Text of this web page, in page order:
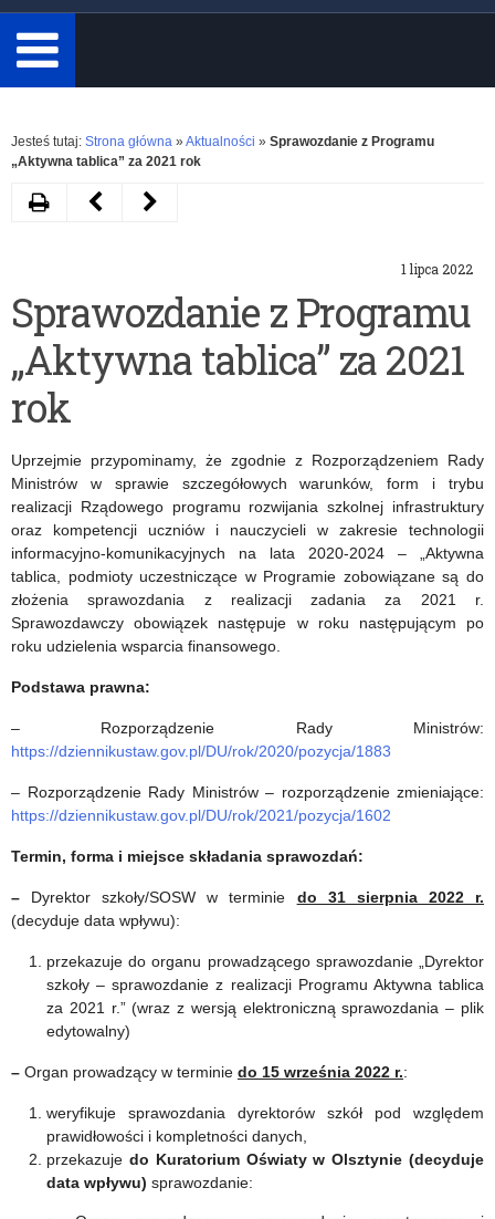
minimum
3
znaki.
Rozwiń
Jesteś tutaj: Strona główna » Aktualności » Sprawozdanie z Programu
„Aktywna tablica” za 2021 rok
1 lipca 2022
Sprawozdanie z Programu
„Aktywna tablica” za 2021
rok
Uprzejmie przypominamy, że zgodnie z Rozporządzeniem Rady
Ministrów w sprawie szczegółowych warunków, form i trybu
realizacji Rządowego programu rozwijania szkolnej infrastruktury
oraz kompetencji uczniów i nauczycieli w zakresie technologii
informacyjno-komunikacyjnych na lata 2020-2024 – „Aktywna
tablica, podmioty uczestniczące w Programie zobowiązane są do
złożenia sprawozdania z realizacji zadania za 2021 r.
Sprawozdawczy obowiązek następuje w roku następującym po
roku udzielenia wsparcia finansowego.
Podstawa prawna:
– Rozporządzenie Rady Ministrów:
https://dziennikustaw.gov.pl/DU/rok/2020/pozycja/1883
– Rozporządzenie Rady Ministrów – rozporządzenie zmieniające:
https://dziennikustaw.gov.pl/DU/rok/2021/pozycja/1602
Termin, forma i miejsce składania sprawozdań:
– Dyrektor szkoły/SOSW w terminie
do 31 sierpnia 2022 r.
(decyduje data wpływu):
przekazuje do organu prowadzącego sprawozdanie „Dyrektor
szkoły – sprawozdanie z realizacji Programu Aktywna tablica
za 2021 r.” (wraz z wersją elektroniczną sprawozdania – plik
edytowalny)
– Organ prowadzący w terminie do 15 września 2022 r.:
weryfikuje sprawozdania dyrektorów szkół pod względem
prawidłowości i kompletności danych,
przekazuje do Kuratorium Oświaty w Olsztynie (decyduje
data wpływu) sprawozdanie:
DrukujNastępny
program
„Aktywna
wsparcie
finansowe
w
2022
roku
Poprzedni
etapu
I
najciekawszą
relację
z
Dnia
Nowych
Technologii
w
Edukacji
2022